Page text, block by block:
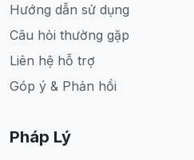
Hướng dẫn sử dụng
Câu hỏi thường gặp
Liên hệ hỗ trợ
Góp ý & Phản hồi
Pháp Lý